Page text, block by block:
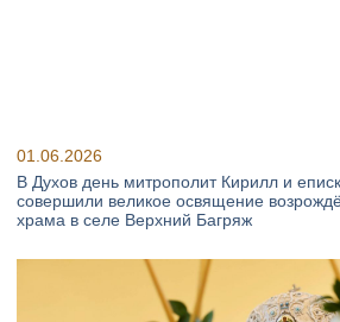
01.06.2026
В Духов день митрополит Кирилл и
совершили великое освящение
храма в селе Верхний Багряж